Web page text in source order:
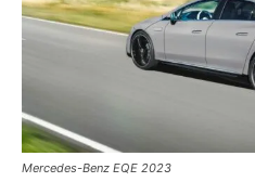
Mercedes-Benz EQE 2023